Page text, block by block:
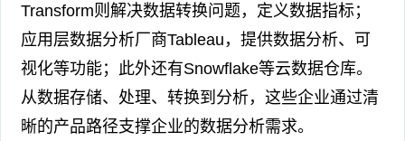
Transform则解决数据转换问题，定义数据指标；
应用层数据分析厂商Tableau，提供数据分析、可
视化等功能；此外还有Snowflake等云数据仓库。
从数据存储、处理、转换到分析，这些企业通过清
晰的产品路径支撑企业的数据分析需求。